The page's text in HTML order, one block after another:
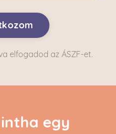
elfogadod az ÁSZF-et.
egy